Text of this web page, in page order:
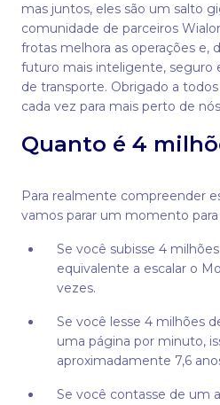
mas juntos, eles são um salto
comunidade de parceiros
frotas melhora as operações e,
futuro mais inteligente, seguro
de transporte. Obrigado a
cada vez para mais perto de
Quanto é 4
Para realmente compreender
vamos parar um momento
Se você subisse 4
equivalente a escalar o
vezes.
Se você lesse 4 milhões
uma página por minuto,
aproximadamente 7,6
Se você contasse de um